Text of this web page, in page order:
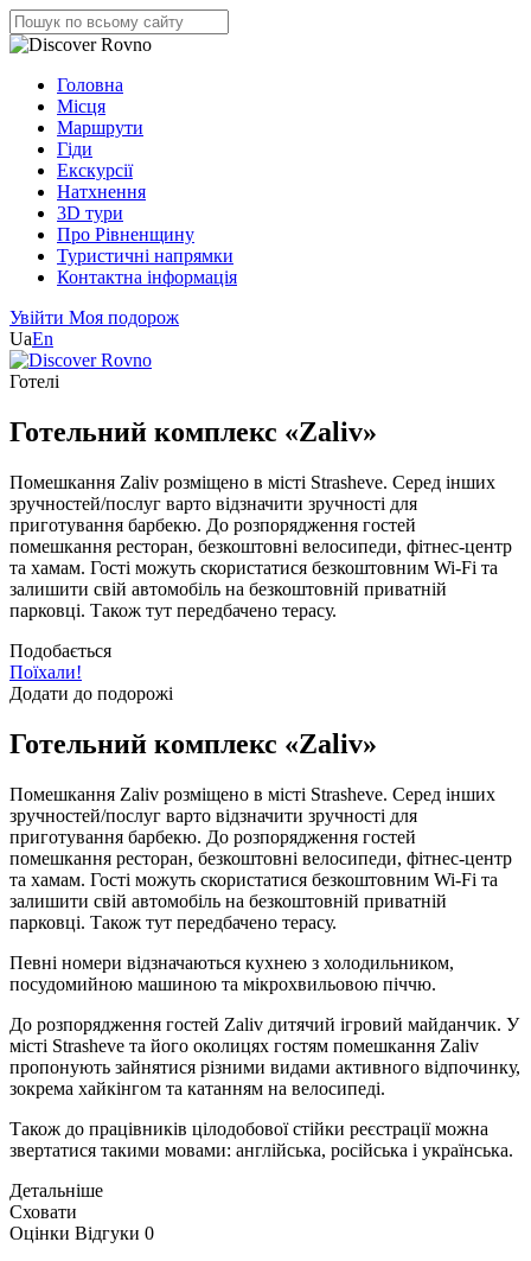
Головна
Місця
Маршрути
Гіди
Екскурсії
Натхнення
3D тури
Про Рівненщину
Туристичні напрямки
Контактна інформація
Увійти Моя подорож
UaEn
Готелі
Готельний комплекс «Zaliv»
Помешкання Zaliv розміщено в місті Strasheve. Серед інших
зручностей/послуг варто відзначити зручності для
приготування барбекю. До розпорядження гостей
помешкання ресторан, безкоштовні велосипеди, фітнес-центр
та хамам. Гості можуть скористатися безкоштовним Wi-Fi та
залишити свій автомобіль на безкоштовній приватній
парковці. Також тут передбачено терасу.
Подобається
Поїхали!
Додати до подорожі
Готельний комплекс «Zaliv»
Помешкання Zaliv розміщено в місті Strasheve. Серед інших
зручностей/послуг варто відзначити зручності для
приготування барбекю. До розпорядження гостей
помешкання ресторан, безкоштовні велосипеди, фітнес-центр
та хамам. Гості можуть скористатися безкоштовним Wi-Fi та
залишити свій автомобіль на безкоштовній приватній
парковці. Також тут передбачено терасу.
Певні номери відзначаються кухнею з холодильником,
посудомийною машиною та мікрохвильовою піччю.
До розпорядження гостей Zaliv дитячий ігровий майданчик. У
місті Strasheve та його околицях гостям помешкання Zaliv
пропонують зайнятися різними видами активного відпочинку,
зокрема хайкінгом та катанням на велосипеді.
Також до працівників цілодобової стійки реєстрації можна
звертатися такими мовами: англійська, російська і українська.
Детальніше
Сховати
Оцінки Відгуки 0